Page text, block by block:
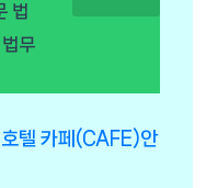
법
무
텔 카페(CAFE)안